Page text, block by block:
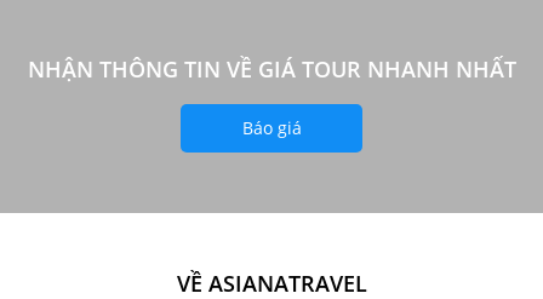
NHẬN THÔNG TIN VỀ GIÁ TOUR NHANH NHẤT
Báo giá
VỀ ASIANATRAVEL